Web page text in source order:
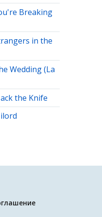
Breaking
in the
Wedding (La
the Knife